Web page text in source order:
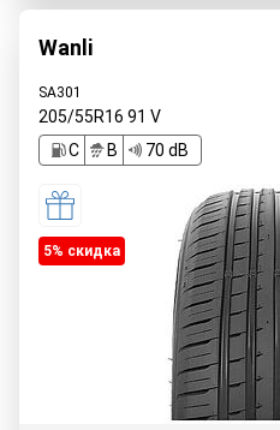
Wanli
SA301
205/55R16 91 V
C
B 70 dB
5% cкидка